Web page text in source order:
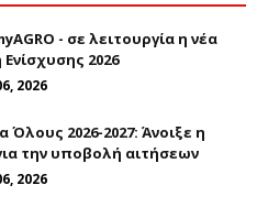
- σε λειτουργία η νέα
Ενίσχυσης 2026
2026
Όλους 2026-2027: Άνοιξε η
την υποβολή αιτήσεων
2026